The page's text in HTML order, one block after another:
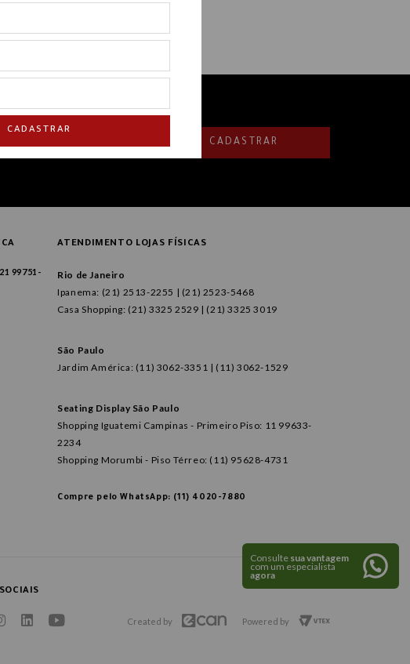
CADASTRAR
99751-
ATENDIMENTO LOJAS FÍSICAS
Rio de Janeiro
Ipanema: (21) 2513-2255 | (21) 2523-5468
Casa Shopping: (21) 3325 2529 | (21) 3325 3019
São Paulo
Jardim América: (11) 3062-3351 | (11) 3062-1529
Seating Display São Paulo
Shopping Iguatemi Campinas - Primeiro Piso: 11 99633-
2234
Shopping Morumbi - Piso Térreo: (11) 95628-4731
Compre pelo WhatsApp: (11) 4020-7880
Created by Powered by
CADASTRAR
Consulte sua vantagem
com um especialista
agora